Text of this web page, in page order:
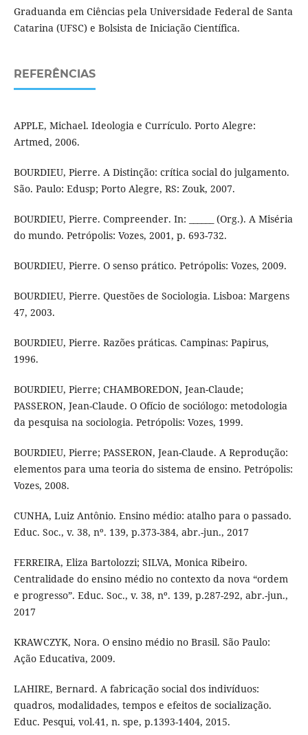
Graduanda em Ciências pela Universidade Federal de Santa
Catarina (UFSC) e Bolsista de Iniciação Científica.
REFERÊNCIAS
APPLE, Michael. Ideologia e Currículo. Porto Alegre:
Artmed, 2006.
BOURDIEU, Pierre. A Distinção: crítica social do julgamento.
São. Paulo: Edusp; Porto Alegre, RS: Zouk, 2007.
BOURDIEU, Pierre. Compreender. In: ______ (Org.). A Miséria
do mundo. Petrópolis: Vozes, 2001, p. 693-732.
BOURDIEU, Pierre. O senso prático. Petrópolis: Vozes, 2009.
BOURDIEU, Pierre. Questões de Sociologia. Lisboa: Margens
47, 2003.
BOURDIEU, Pierre. Razões práticas. Campinas: Papirus,
1996.
BOURDIEU, Pierre; CHAMBOREDON, Jean-Claude;
PASSERON, Jean-Claude. O Ofício de sociólogo: metodologia
da pesquisa na sociologia. Petrópolis: Vozes, 1999.
BOURDIEU, Pierre; PASSERON, Jean-Claude. A Reprodução:
elementos para uma teoria do sistema de ensino. Petrópolis:
Vozes, 2008.
CUNHA, Luiz Antônio. Ensino médio: atalho para o passado.
Educ. Soc., v. 38, nº. 139, p.373-384, abr.-jun., 2017
FERREIRA, Eliza Bartolozzi; SILVA, Monica Ribeiro.
Centralidade do ensino médio no contexto da nova “ordem
e progresso”. Educ. Soc., v. 38, nº. 139, p.287-292, abr.-jun.,
2017
KRAWCZYK, Nora. O ensino médio no Brasil. São Paulo:
Ação Educativa, 2009.
LAHIRE, Bernard. A fabricação social dos indivíduos:
quadros, modalidades, tempos e efeitos de socialização.
Educ. Pesqui, vol.41, n. spe, p.1393-1404, 2015.